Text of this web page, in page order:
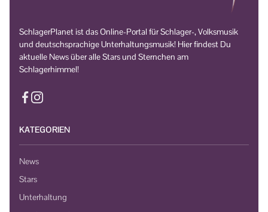
SchlagerPlanet ist das Online-Portal für Schlager-, Volksmusik
und deutschsprachige Unterhaltungsmusik! Hier findest Du
aktuelle News über alle Stars und Sternchen am
Schlagerhimmel!
KATEGORIEN
News
Stars
Unterhaltung